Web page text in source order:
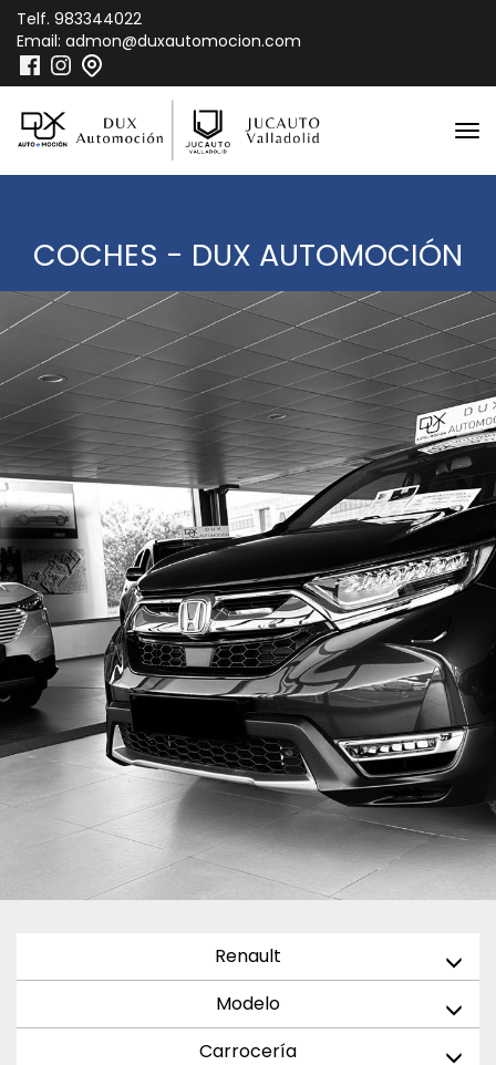
Telf. 983344022
Email: admon@duxautomocion.com
COCHES - DUX AUTOMOCIÓN
Renault
Modelo
Carrocería